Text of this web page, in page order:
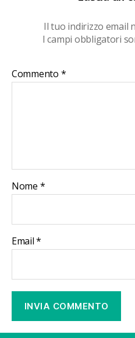
Il tuo indirizzo email
I campi obbligatori
Commento *
Nome *
Email*